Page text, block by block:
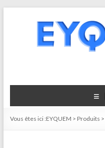
Vous êtes ici :EYQUEM > Produits >